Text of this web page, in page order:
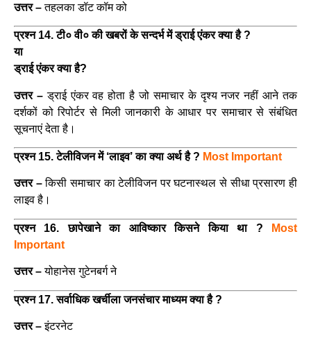
उत्तर –तहलका डॉट कॉम को
प्रश्न 14. टी० वी० की खबरों के सन्दर्भ में ड्राई एंकर क्या है ?
या
ड्राई एंकर क्या है?
उत्तर –ड्राई एंकर वह होता है जो समाचार के दृश्य नजर नहीं आने तक
दर्शकों को रिपोर्टर से मिली जानकारी के आधार पर समाचार से संबंधित
सूचनाएं देता है।
प्रश्न 15. टेलीविजन में ‘लाइव’ का क्या अर्थ है ? Most Important
उत्तर –किसी समाचार का टेलीविजन पर घटनास्थल से सीधा प्रसारण ही
लाइव है।
प्रश्न 16. छापेखाने का आविष्कार किसने किया था ?
Most
Important
उत्तर –योहानेस गुटेनबर्ग ने
प्रश्न 17. सर्वाधिक खर्चीला जनसंचार माध्यम क्या है ?
उत्तर –इंटरनेट